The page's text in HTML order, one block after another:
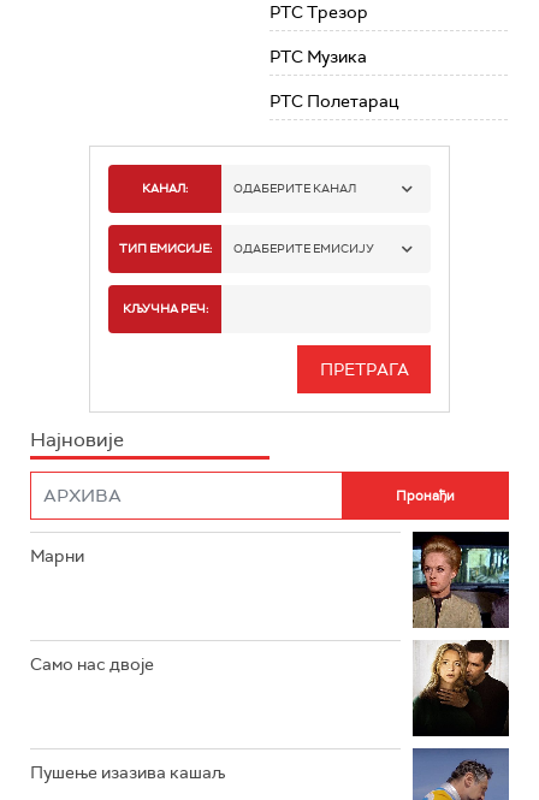
РТС Трезор
РТС Музика
РТС Полетарац
КАНАЛ: ОДАБЕРИТЕ КАНАЛ
РТС 1
РТС 3
ТИП ЕМИСИЈЕ: ОДАБЕРИТЕ ЕМИСИЈУ
ИНФО
КЉУЧНА РЕЧ:
Најновије
Марни
Само нас двоје
Пушење изазива кашаљ